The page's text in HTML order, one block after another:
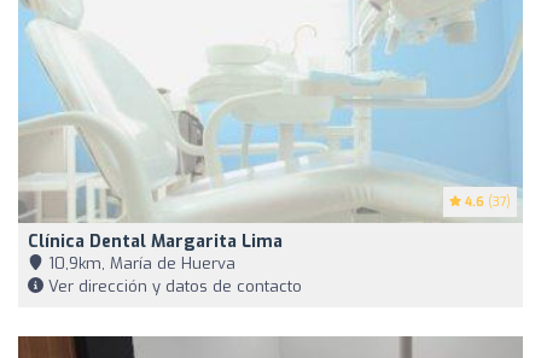
4.6 (37)
Clínica Dental Margarita Lima
10,9km, María de Huerva
Ver dirección y datos de contacto